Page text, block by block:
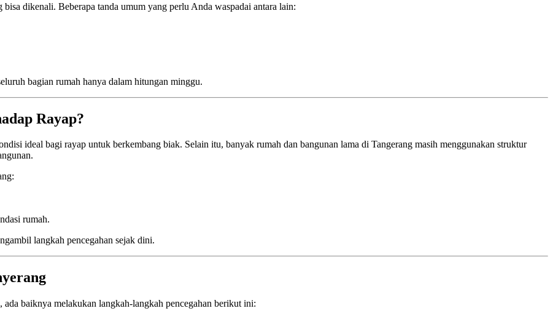
dikenali. Beberapa tanda umum yang perlu Anda waspadai antara lain:
bagian rumah hanya dalam hitungan minggu.
Rayap?
ideal bagi rayap untuk berkembang biak. Selain itu, banyak rumah dan bangunan lama di Tangerang masih menggunakan struktur
rumah.
langkah pencegahan sejak dini.
baiknya melakukan langkah-langkah pencegahan berikut ini: